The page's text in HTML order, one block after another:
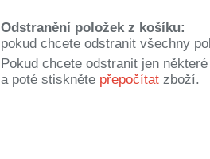
Odstranění položek z košíku:
pokud chcete odstranit všechny
Pokud chcete odstranit jen
a poté stiskněte přepočítat zboží.